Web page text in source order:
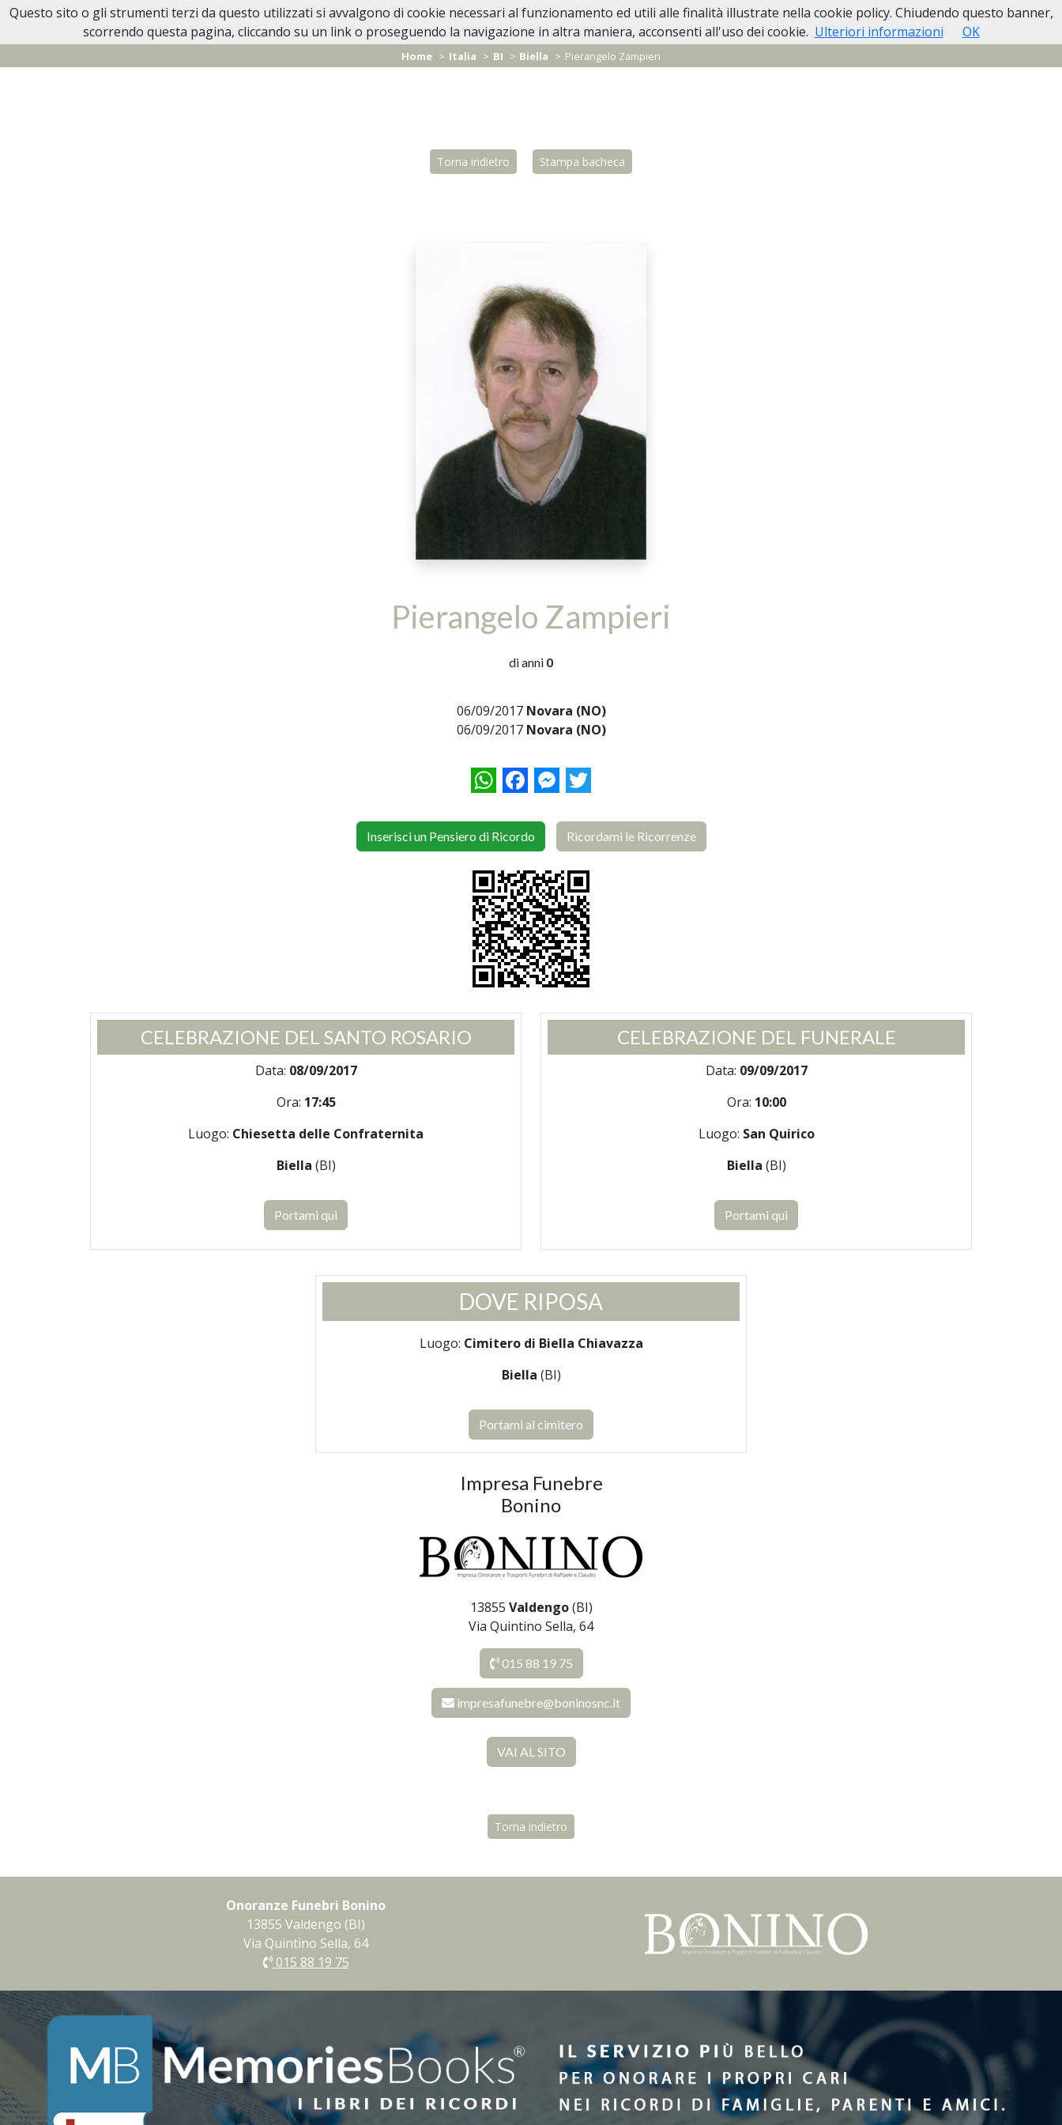
Necrologi Biella Home In Caso di Decesso Lutti Personaggi Pubblici Casa Funeraria Biella Contatti
Home Italia BI Biella Pierangelo Zampieri
Torna indietro Stampa bacheca
Pierangelo Zampieri
di anni 0
06/09/2017 Novara (NO)
06/09/2017 Novara (NO)
WhatsAppFacebookMessenger
Twitter
Inserisci un Pensiero di Ricordo Ricordami le Ricorrenze
CELEBRAZIONE DEL SANTO ROSARIO
Data: 08/09/2017
Ora: 17:45
Luogo: Chiesetta delle Confraternita
Biella (BI)
Portami qui
CELEBRAZIONE DEL FUNERALE
Data: 09/09/2017
Ora: 10:00
Luogo: San Quirico
Biella (BI)
Portami qui
DOVE RIPOSA
Luogo: Cimitero di Biella Chiavazza
Biella (BI)
Portami al cimitero
Impresa Funebre
Bonino
13855 Valdengo(BI)
Via Quintino Sella, 64
015 88 19 75
impresafunebre@boninosnc.it
VAI AL SITO
Torna indietro
Onoranze Funebri Bonino
13855 Valdengo (BI)
Via Quintino Sella, 64
015 88 19 75
Questo sito o gli strumenti terzi da questo utilizzati si avvalgono di cookie necessari al funzionamento ed utili alle finalità illustrate nella cookie policy. Chiudendo questo banner,
scorrendo questa pagina, cliccando su un link o proseguendo la navigazione in altra maniera, acconsenti all'uso dei cookie. Ulteriori informazioni OK